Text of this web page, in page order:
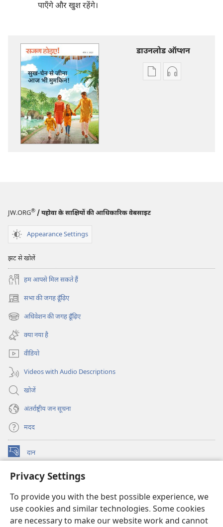
Privacy Settings
To provide you with the best possible experience, we
use cookies and similar technologies. Some cookies
are necessary to make our website work and cannot
पाएँगे और खुश रहेंगे।
डाउनलोड ऑप्शन
डिजिटलऑडियो
JW.ORG® / यहोवा के साक्षियों की आधिकारिक वेबसाइट
Appearance Settings
झट से खोलें
हम आपसे मिल सकते हैं
सभा की जगह ढूँढ़िए
(opens
new
window)
अधिवेशन की जगह ढूँढ़िए
(opens
new
window)
क्या नया है
वीडियो
Videos with Audio Descriptions
खोजें
अंतर्राष्ट्रीय जन सूचना
मदद
दान
(opens
window)
वॉचटावर ऑनलाइन लाइब्रेरी
new
JW Hub ®
(opens
new